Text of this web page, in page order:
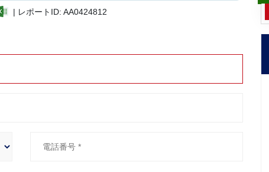
| レポートID: AA0424812